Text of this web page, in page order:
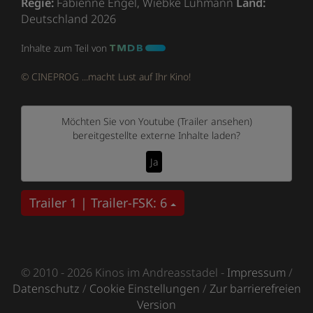
Deutschland 2026
Inhalte zum Teil von
© CINEPROG ...macht Lust auf Ihr Kino!
Möchten Sie von Youtube (Trailer ansehen)
bereitgestellte externe Inhalte laden?
Ja
Trailer 1 | Trailer-FSK: 6
© 2010 - 2026 Kinos im Andreasstadel - Impressum /
Datenschutz / Cookie Einstellungen / Zur barrierefreien
Version